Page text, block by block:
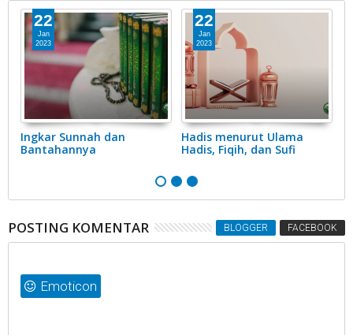
22
Jan
2023
Ingkar Sunnah dan
Bantahannya
22
Jan
2023
Hadis menurut Ulama
Hadis, Fiqih, dan Sufi
POSTING KOMENTAR BLOGGER FACEBOOK
Emoticon